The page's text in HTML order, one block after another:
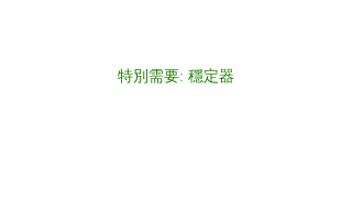
特別需要: 穩定器